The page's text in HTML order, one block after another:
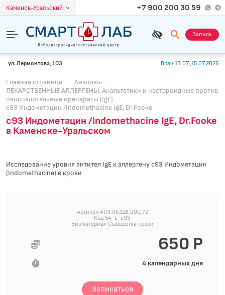
Каменск-Уральский +7 900 200 30 59
Запись
ул. Лермонтова, 103 Врач 13.07.,15.07.2026
Главная страница · Анализы
·
ЛЕКАРСТВЕННЫЕ АЛЛЕРГЕНЫ. Анальгетики и нестероидные против
овоспалительные препараты (IgE)
·
c93 Индометацин /Indomethacine IgE, Dr.Fooke
c93 Индометацин /Indomethacine IgE, Dr.Fooke
в Каменске-Уральском
Исследование уровня антител IgE к аллергену c93 Индометацин
(Indomethacine) в крови
Артикул A09.05.118.000.72
Код 54-E-c93
Биоматериал Сыворотка крови
650 Р
4 календарных дня
Записаться